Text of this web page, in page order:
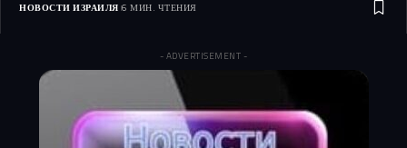
НОВОСТИ ИЗРАИЛЯ 6 МИН. ЧТЕНИЯ
- ADVERTISEMENT -